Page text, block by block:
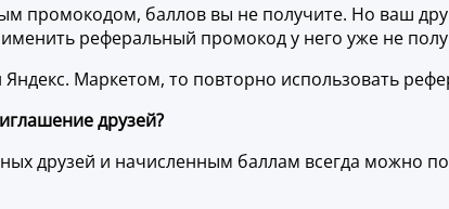
промокодом, баллов вы не получите. Но ваш
реферальный промокод у него уже не
Маркетом, то повторно использовать
друзей?
друзей и начисленным баллам всегда можно